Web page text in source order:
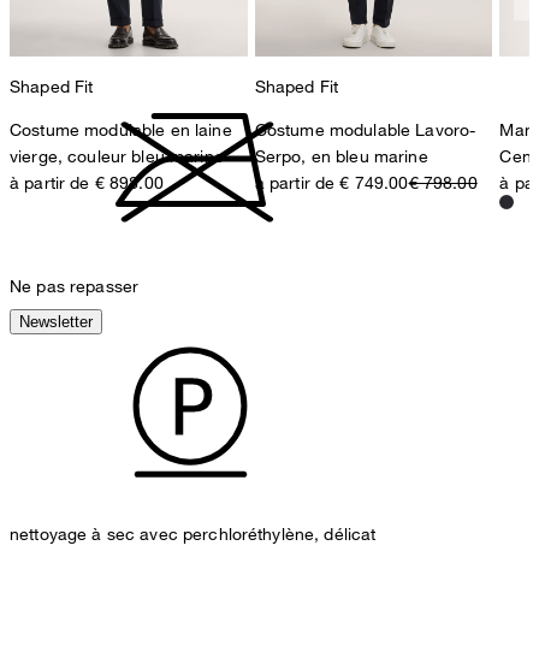
pas de séchage au séchoir
Ne pas repasser
nettoyage à sec avec perchloréthylène, délicat
contact@strellson.com
Shaped Fit
Costume modulable en laine
vierge, couleur bleu marine
à partir de € 898.00
Shaped Fit
Costume modulable Lavoro-
Serpo, en bleu marine
à partir de € 749.00€ 798.00
à
Newsletter